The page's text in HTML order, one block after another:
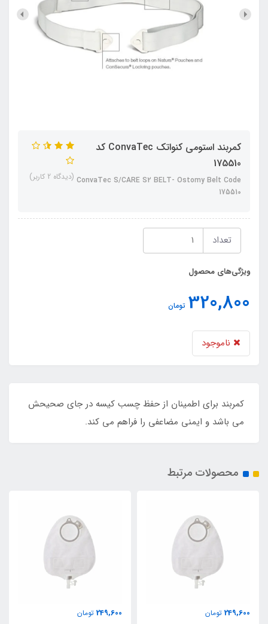
کمربند استومی کنواتک ConvaTec کد
175510
ConvaTec S/CARE S2 BELT- Ostomy Belt Code
175510
(دیدگاه 2 کاربر)
تعداد
ویژگی‌های محصول
320,800 تومان
ناموجود
کمربند برای اطمینان از حفظ چسب کیسه در جای صحیحش
می باشد و ایمنی مضاعفی را فراهم می کند.
محصولات مرتبط
249,600 تومان
249,600 تومان